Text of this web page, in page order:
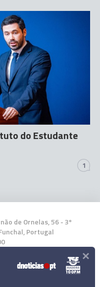
do Estudante
1
de Ornelas, 56 - 3º
Portugal
App ×